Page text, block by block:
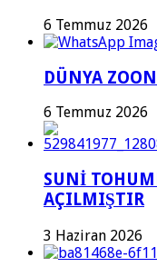
6 Temmuz 2026
DÜNYA
6 Temmuz 2026
SUNİ
AÇILMIŞTIR
3 Haziran 2026